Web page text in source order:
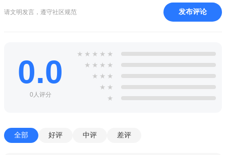
请文明发言，遵守社区规范 发布评论
0.0
0人评分
★ ★ ★ ★ ★
★ ★ ★ ★
★ ★ ★
★ ★
★
全部 好评 中评 差评